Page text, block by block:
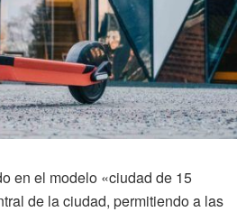
en el modelo «ciudad de 15
de la ciudad, permitiendo a las